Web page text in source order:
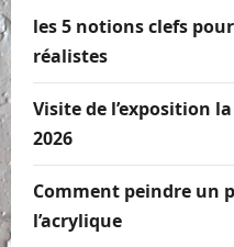
les 5 notions clefs
réalistes
Visite de l’exposition
2026
Comment peindre un
l’acrylique